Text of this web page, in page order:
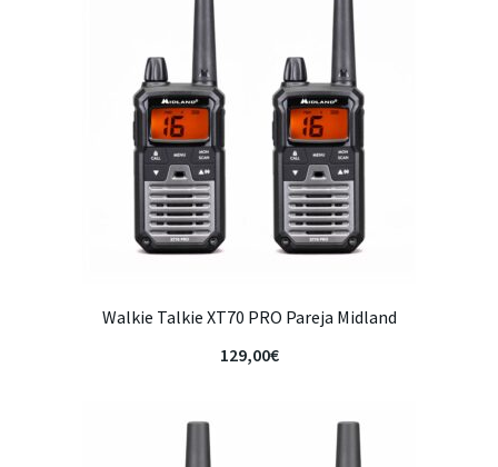
Walkie Talkie XT70 PRO Pareja Midland
129,00€